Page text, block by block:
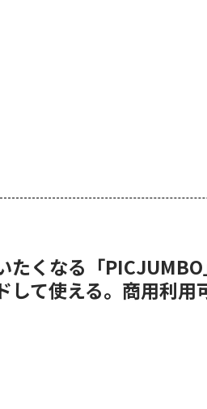
たくなる「
して使える。商用利用